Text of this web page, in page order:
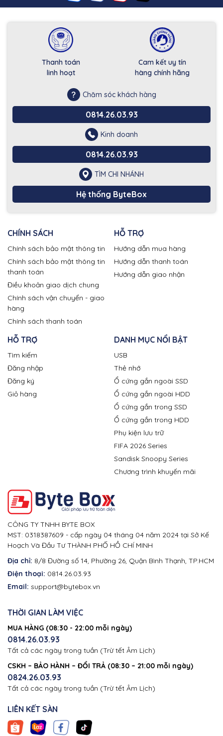
Thanh toán
linh hoạt
Cam kết uy tín
hàng chính hãng
Chăm sóc khách hàng
0814.26.03.93
Kinh doanh
0814.26.03.93
TÌM CHI NHÁNH
Hệ thống ByteBox
CHÍNH SÁCH
Chính sách bảo mật thông tin
Chính sách bảo mật thông tin
thanh toán
Điều khoản giao dịch chung
Chính sách vận chuyển - giao
hàng
Chính sách thanh toán
HỖ TRỢ
Hướng dẫn mua hàng
Hướng dẫn thanh toán
Hướng dẫn giao nhận
HỖ TRỢ
Tìm kiếm
Đăng nhập
Đăng ký
Giỏ hàng
DANH MỤC NỔI BẬT
USB
Thẻ nhớ
Ổ cứng gắn ngoài SSD
Ổ cứng gắn ngoài HDD
Ổ cứng gắn trong SSD
Ổ cứng gắn trong HDD
Phụ kiện lưu trữ
FIFA 2026 Series
Sandisk Snoopy Series
Chương trình khuyến mãi
CÔNG TY TNHH BYTE BOX
MST: 0318387609 - cấp ngày 04 tháng 04 năm 2024 tại Sở Kế
Hoạch Và Đầu Tư THÀNH PHỐ HỒ CHÍ MINH
Địa chỉ: 8/8 Đường số 14, Phường 26, Quận Bình Thạnh, TP.HCM
Điện thoại: 0814.26.03.93
Email: support@bytebox.vn
THỜI GIAN LÀM VIỆC
MUA HÀNG (08:30 - 22:00 mỗi ngày)
0814.26.03.93
Tất cả các ngày trong tuần (Trừ tết Âm Lịch)
CSKH – BẢO HÀNH – ĐỔI TRẢ (08:30 – 21:00 mỗi ngày)
0824.26.03.93
Tất cả các ngày trong tuần (Trừ tết Âm Lịch)
LIÊN KẾT SÀN